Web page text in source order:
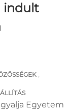
indult
,
Egyetem